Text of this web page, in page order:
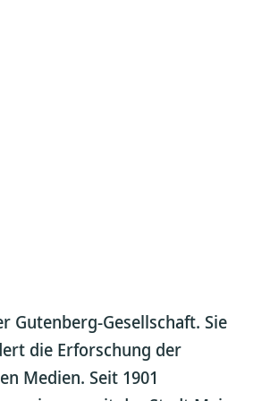
Gutenberg-Gesellschaft. Sie
die Erforschung der
Medien. Seit 1901